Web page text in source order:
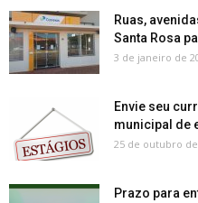
Ruas,
Santa Rosa
3 de janeiro de
Envie seu
municipal de
25 de outubro de
Prazo para